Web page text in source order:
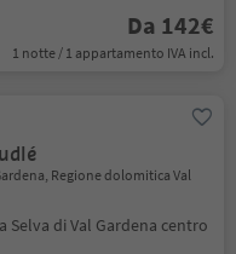
Da 142€
1 notte / 1 appartamento IVA incl.
Regione dolomitica Val
Selva di Val Gardena centro